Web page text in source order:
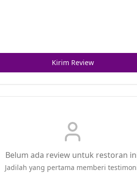
Kirim Review
Belum ada review untuk restoran
Jadilah yang pertama memberi